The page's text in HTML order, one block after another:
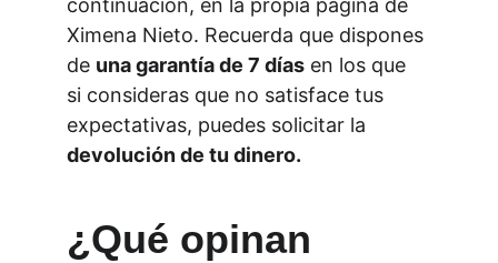
continuación, en la propia pagina de
Ximena Nieto. Recuerda que dispones
de una garantía de 7 días en los que
si consideras que no satisface tus
expectativas, puedes solicitar la
devolución de tu dinero.
¿Qué opinan